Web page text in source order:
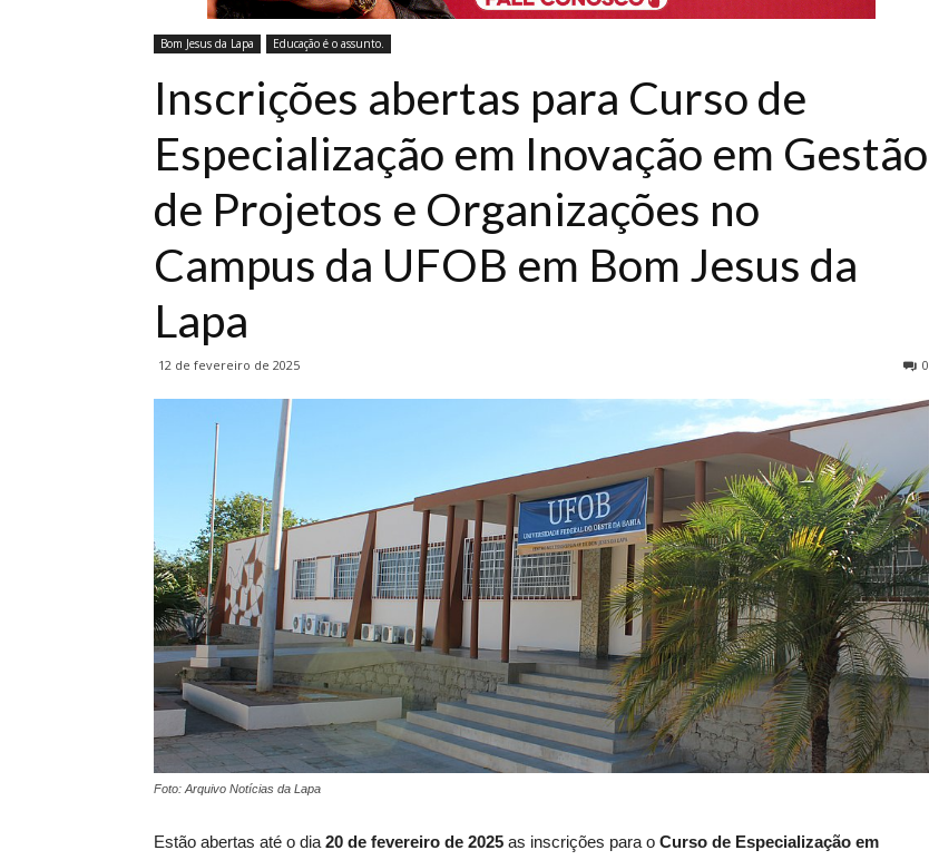
Bom Jesus da Lapa Educação é o assunto.
Inscrições abertas para Curso de
Especialização em Inovação em Gestão
de Projetos e Organizações no
Campus da UFOB em Bom Jesus da
Lapa
12 de fevereiro de 2025 0
Foto: Arquivo Notícias da Lapa
Estão abertas até o dia 20 de fevereiro de 2025 as inscrições para o Curso de Especialização em